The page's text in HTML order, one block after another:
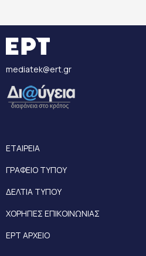
mediatek@ert.gr
ΕΤΑΙΡΕΙΑ
ΓΡΑΦΕΙΟ ΤΥΠΟΥ
ΔΕΛΤΙΑ ΤΥΠΟΥ
ΧΟΡΗΓΙΕΣ ΕΠΙΚΟΙΝΩΝΙΑΣ
ΕΡΤ ΑΡΧΕΙΟ